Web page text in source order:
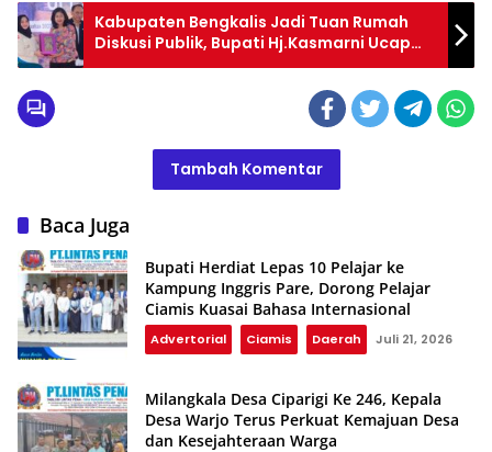
Kabupaten Bengkalis Jadi Tuan Rumah
Diskusi Publik, Bupati Hj.Kasmarni Ucap
Terima Kasih Kepada Kemenkominfo
Tambah Komentar
Baca Juga
Bupati Herdiat Lepas 10 Pelajar ke
Kampung Inggris Pare, Dorong Pelajar
Ciamis Kuasai Bahasa Internasional
Advertorial Ciamis Daerah Juli 21, 2026
Milangkala Desa Ciparigi Ke 246, Kepala
Desa Warjo Terus Perkuat Kemajuan Desa
dan Kesejahteraan Warga